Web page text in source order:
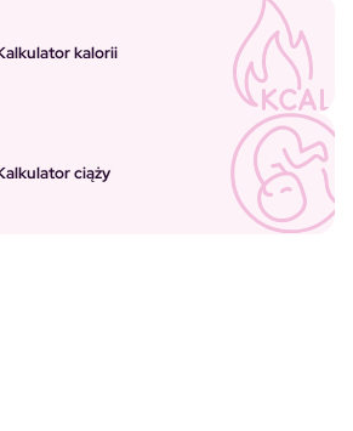
kalorii
ciąży